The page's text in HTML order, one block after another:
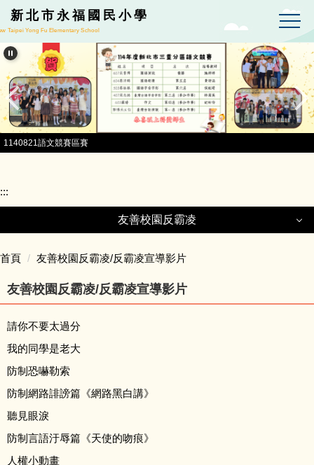
跳到主要內容區
新北市永福國民小學
Taipei Yong Fu Elementary School
1140821語文競賽區賽
:::
友善校園反霸凌
反網路霸凌措施
反霸凌宣導影片
霸凌防制專線
計畫與相關文件
首頁 友善校園反霸凌/反霸凌宣導影片
友善校園反霸凌/反霸凌宣導影片
請你不要太過分
我的同學是老大
防制恐嚇勒索
防制網路誹謗篇《網路黑白講》
聽見眼淚
防制言語汙辱篇《天使的吻痕》
人權小動畫